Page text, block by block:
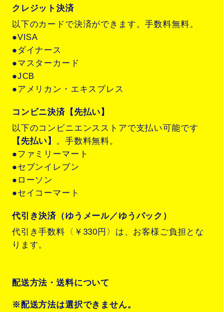
クレジット決済
以下のカードで決済ができます。手数料無料。
●VISA
●ダイナース
●マスターカード
●JCB
●アメリカン・エキスプレス
コンビニ決済【先払い】
以下のコンビニエンスストアで支払い可能です
【先払い】 。手数料無料。
●ファミリーマート
●セブンイレブン
●ローソン
●セイコーマート
代引き決済（ゆうメール／ゆうパック）
代引き手数料〈￥330円〉は、お客様ご負担とな
ります。
配送方法・送料について
※配送方法は選択できません。